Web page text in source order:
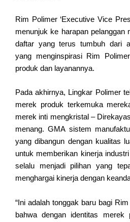
Rim Polimer ‘Executive Vice
menunjuk ke harapan pelanggan
daftar yang terus tumbuh dari
yang menginspirasi Rim
produk dan layanannya.
Pada akhirnya, Lingkar Polimer
merek produk terkemuka
merek inti mengkristal –
menang. GMA sistem
yang dibangun dengan kualitas
untuk memberikan kinerja
selalu menjadi pilihan yang
menghargai kinerja dengan
“Ini adalah tonggak baru bagi
bahwa dengan identitas merek